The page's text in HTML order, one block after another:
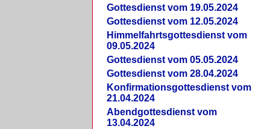
Gottesdienst vom 19.05.2024
Gottesdienst vom 12.05.2024
Himmelfahrtsgottesdienst vom
09.05.2024
Gottesdienst vom 05.05.2024
Gottesdienst vom 28.04.2024
Konfirmationsgottesdienst vom
21.04.2024
Abendgottesdienst vom
13.04.2024